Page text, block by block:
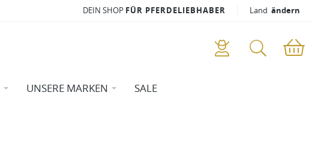
DEIN SHOP FÜR PFERDELIEBHABER Land ändern
UNSERE MARKEN SALE